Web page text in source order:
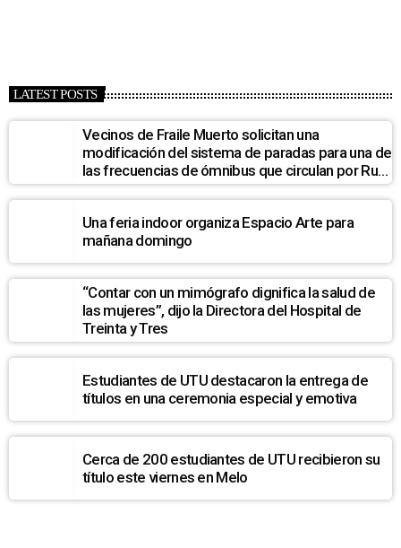
LATEST POSTS
Vecinos de Fraile Muerto solicitan una
modificación del sistema de paradas para una de
las frecuencias de ómnibus que circulan por Ruta
7
Una feria indoor organiza Espacio Arte para
mañana domingo
“Contar con un mimógrafo dignifica la salud de
las mujeres”, dijo la Directora del Hospital de
Treinta y Tres
Estudiantes de UTU destacaron la entrega de
títulos en una ceremonia especial y emotiva
Cerca de 200 estudiantes de UTU recibieron su
título este viernes en Melo